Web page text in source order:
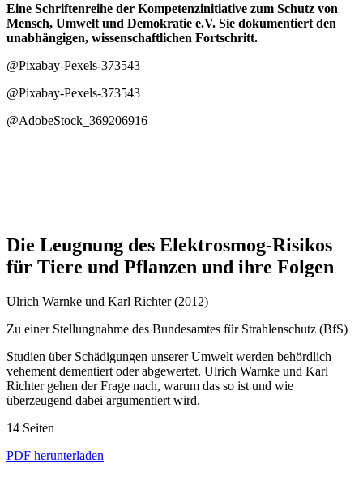
Eine Schriftenreihe der Kompetenzinitiative zum Schutz von
Mensch, Umwelt und Demokratie e.V. Sie dokumentiert den
unabhängigen, wissenschaftlichen Fortschritt.
@Pixabay-Pexels-373543
@Pixabay-Pexels-373543
@AdobeStock_369206916
Die Leugnung des Elektrosmog-Risikos
für Tiere und Pflanzen und ihre Folgen
Ulrich Warnke und Karl Richter (2012)
Zu einer Stellungnahme des Bundesamtes für Strahlenschutz (BfS)
Studien über Schädigungen unserer Umwelt werden behördlich
vehement dementiert oder abgewertet. Ulrich Warnke und Karl
Richter gehen der Frage nach, warum das so ist und wie
überzeugend dabei argumentiert wird.
14 Seiten
PDF herunterladen